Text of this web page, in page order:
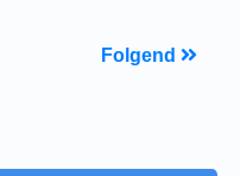
Folgend